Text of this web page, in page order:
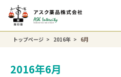
トップページ 2016年 6月
2016年6月